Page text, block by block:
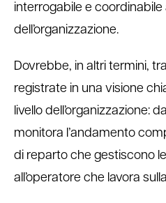
interrogabile e coordinabile
dell’organizzazione.
Dovrebbe, in altri termini,
registrate in una visione
livello dell’organizzazione:
monitora l’andamento
di reparto che gestiscono
all’operatore che lavora